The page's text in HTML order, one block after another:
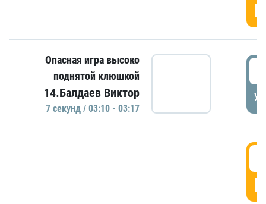
Опасная игра высоко
поднятой клюшкой
14.Балдаев Виктор
7 секунд / 03:10 - 03:17